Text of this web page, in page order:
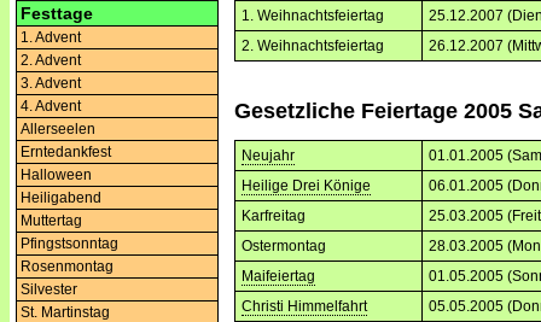
Festtage
1. Advent
2. Advent
3. Advent
4. Advent
Allerseelen
Erntedankfest
Halloween
Heiligabend
Muttertag
Pfingstsonntag
Rosenmontag
Silvester
St. Martinstag
1. Weihnachtsfeiertag
25.12.2007
2. Weihnachtsfeiertag
26.12.2007
Gesetzliche Feiertage 2005
Neujahr
01.01.2005
Heilige Drei Könige
06.01.2005
Karfreitag
25.03.2005
Ostermontag
28.03.2005
Maifeiertag
01.05.2005
Christi Himmelfahrt
05.05.2005